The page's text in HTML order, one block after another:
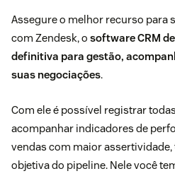
Assegure o melhor recurso para
com Zendesk, o software CRM
definitiva para gestão,
suas negociações.
Com ele é possível registrar
acompanhar indicadores de
vendas com maior
objetiva do pipeline. Nele você